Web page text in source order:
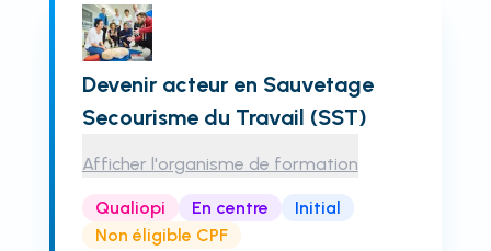
Devenir acteur en Sauvetage
Secourisme du Travail (SST)
Afficher l'organisme de formation
Qualiopi En centre
Initial
Non éligible CPF